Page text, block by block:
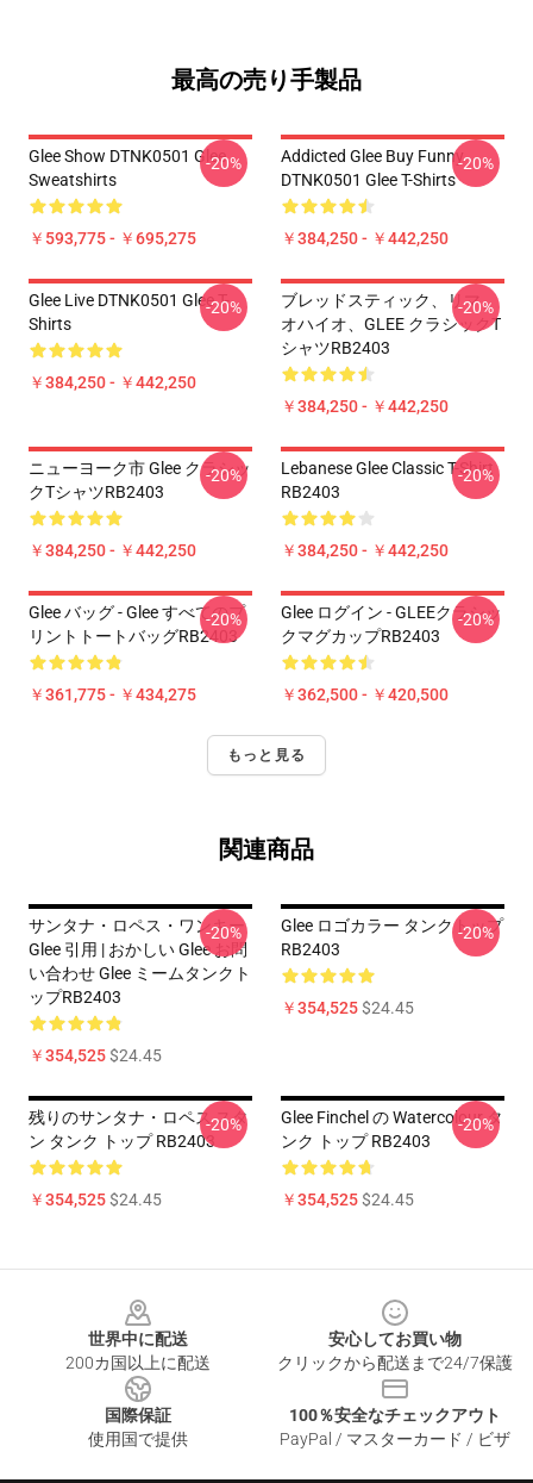
最高の売り手製品
Glee Show DTNK0501 Glee
Sweatshirts
￥593,775 - ￥695,275
-20%
Addicted Glee Buy Funny
DTNK0501 Glee T-Shirts
￥384,250 - ￥442,250
-20%
Glee Live DTNK0501 Glee T-
Shirts
￥384,250 - ￥442,250
-20%
ブレッドスティック、リマ、
オハイオ、GLEE クラシックT
シャツRB2403
￥384,250 - ￥442,250
-20%
ニューヨーク市 Glee クラシッ
クTシャツRB2403
￥384,250 - ￥442,250
-20%
Lebanese Glee Classic T-Shirt
RB2403
￥384,250 - ￥442,250
-20%
Glee バッグ - Glee すべてのプ
リントトートバッグRB2403
￥361,775 - ￥434,275
-20%
Glee ログイン - GLEEクラシッ
クマグカップRB2403
￥362,500 - ￥420,500
-20%
もっと見る
関連商品
サンタナ・ロペス・ワンキー
Glee 引用 | おかしい Glee お問
い合わせ Glee ミームタンクト
ップRB2403
￥354,525$24.45
-20%
Glee ロゴカラー タンクトップ
RB2403
￥354,525$24.45
-20%
残りのサンタナ・ロペス スタ
ン タンク トップ RB2403
￥354,525$24.45
-20%
Glee Finchel の Watercolour タ
ンク トップ RB2403
￥354,525$24.45
-20%
世界中に配送
200カ国以上に配送
安心してお買い物
クリックから配送まで24/7保護
国際保証
使用国で提供
100％安全なチェックアウト
PayPal / マスターカード / ビザ